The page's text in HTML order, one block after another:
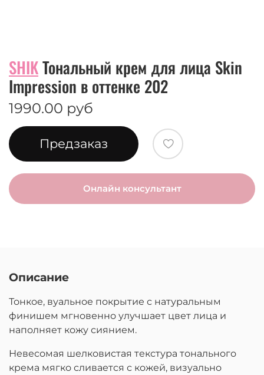
SHIKТональный крем для лица Skin
Impression в оттенке 202
1990.00 руб
Предзаказ
Онлайн консультант
Описание
Тонкое, вуальное покрытие с натуральным
финишем мгновенно улучшает цвет лица и
наполняет кожу сиянием.
Невесомая шелковистая текстура тонального
крема мягко сливается с кожей, визуально